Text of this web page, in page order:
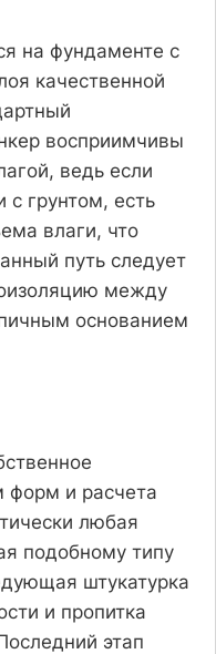
на фундаменте с
качественной
восприимчивы
ведь если
с грунтом, есть
влаги, что
путь следует
между
основанием
форм и расчета
любая
подобному типу
штукатурка
и пропитка
этап